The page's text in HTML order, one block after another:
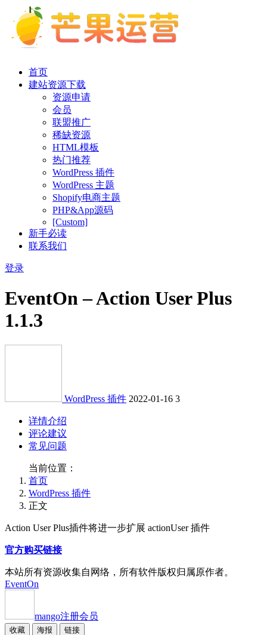
首页
建站资源下载
资源申请
会员
联盟推广
稀缺资源
HTML模板
热门推荐
WordPress 插件
WordPress 主题
Shopify电商主题
PHP&App源码
[Custom]
新手必读
联系我们
登录
EventOn – Action User Plus
1.1.3
WordPress 插件 2022-01-16 3
详情介绍
评论建议
常见问题
当前位置：
首页
WordPress 插件
正文
Action User Plus插件将进一步扩展 actionUser 插件
官方购买链接
本站所有资源收集自网络，所有软件版权归属原作者。
EventOn
mango注册会员
收藏 海报 链接